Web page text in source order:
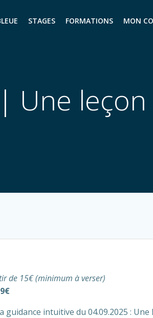
STAGES FORMATIONS MON
Une leçon
de 15€ (minimum à verser)
guidance intuitive du 04.09.2025 :